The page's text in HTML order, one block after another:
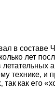
в составе
лет
технике,
так как его